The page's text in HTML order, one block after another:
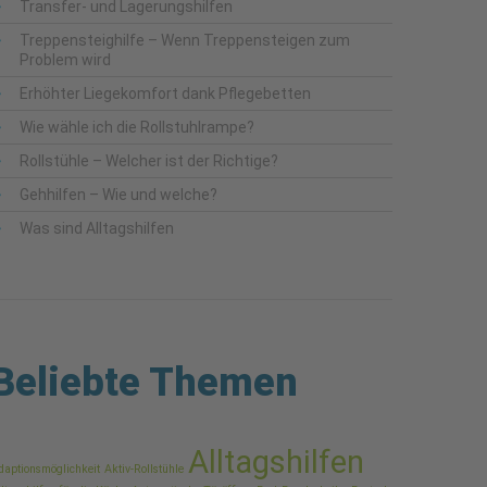
Transfer- und Lagerungshilfen
Treppensteighilfe – Wenn Treppensteigen zum
Problem wird
Erhöhter Liegekomfort dank Pflegebetten
Wie wähle ich die Rollstuhlrampe?
Rollstühle – Welcher ist der Richtige?
Gehhilfen – Wie und welche?
Was sind Alltagshilfen
Themen
Aktiv-Rollstühle Alltagshilfen